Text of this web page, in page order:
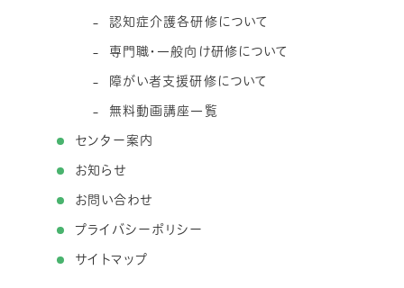
認知症介護各研修について
専門職・一般向け研修について
障がい者支援研修について
無料動画講座一覧
センター案内
お知らせ
お問い合わせ
プライバシーポリシー
サイトマップ